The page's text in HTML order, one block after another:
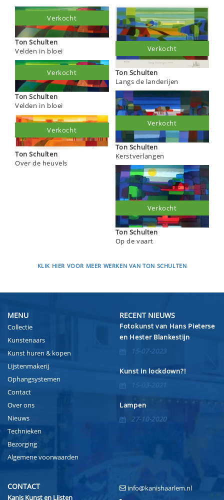
Ton Schulten
Velden in bloei
Verkocht
Ton Schulten
Velden in bloei
Verkocht
Ton Schulten
Over de heuvels
Verkocht
Ton Schulten
Langs de landerijen
Verkocht
Ton Schulten
Kerstverlangen
Verkocht
Ton Schulten
Op de vaart
Verkocht
KLIK HIER VOOR MEER WERKEN VAN TON SCHULTEN
MENU
Collectie
Kunstenaars
Kunst huren & kopen
Lijstenmakerij
Ophangsystemen
Contact
Over ons
Nieuws
Technieken
Bezorging
Algemene voorwaarden
RECENT NIEUWS
Fotokunst van Hans Pieterse
en Hester Blankestijn
15-07-2023
Kunst in lockdown?!
15-03-2021
Lampen
27-10-2020
CONTACT
Kanis Kunst en Lijsten
info@kanishaarlem.nl